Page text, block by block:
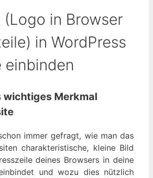
(Logo in Browser
in WordPress
einbinden
wichtiges Merkmal
immer gefragt, wie man das
charakteristische, kleine Bild
deines Browsers in deine
und wozu dies nützlich